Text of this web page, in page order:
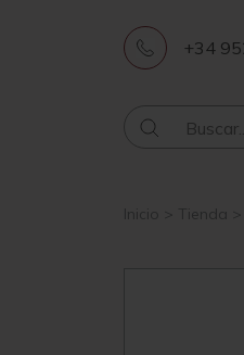
+34
Inicio Tienda